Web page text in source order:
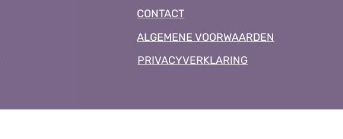
CONTACT
ALGEMENE VOORWAARDEN
PRIVACYVERKLARING